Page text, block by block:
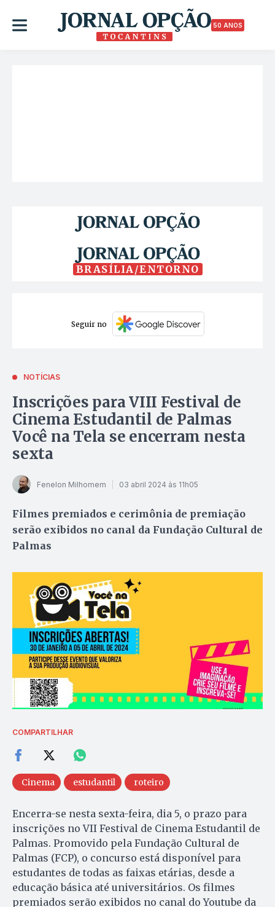
50 ANOS
BRASÍLIA/ENTORNO
Seguir no
NOTÍCIAS
Inscrições para VIII Festival de
Cinema Estudantil de Palmas
Você na Tela se encerram nesta
sexta
Fenelon Milhomem 03 abril 2024 às 11h05
Filmes premiados e cerimônia de premiação
serão exibidos no canal da Fundação Cultural de
Palmas
COMPARTILHAR
Cinema estudantil roteiro
Encerra-se nesta sexta-feira, dia 5, o prazo para
inscrições no VII Festival de Cinema Estudantil de
Palmas. Promovido pela Fundação Cultural de
Palmas (FCP), o concurso está disponível para
estudantes de todas as faixas etárias, desde a
educação básica até universitários. Os filmes
premiados serão exibidos no canal do Youtube da